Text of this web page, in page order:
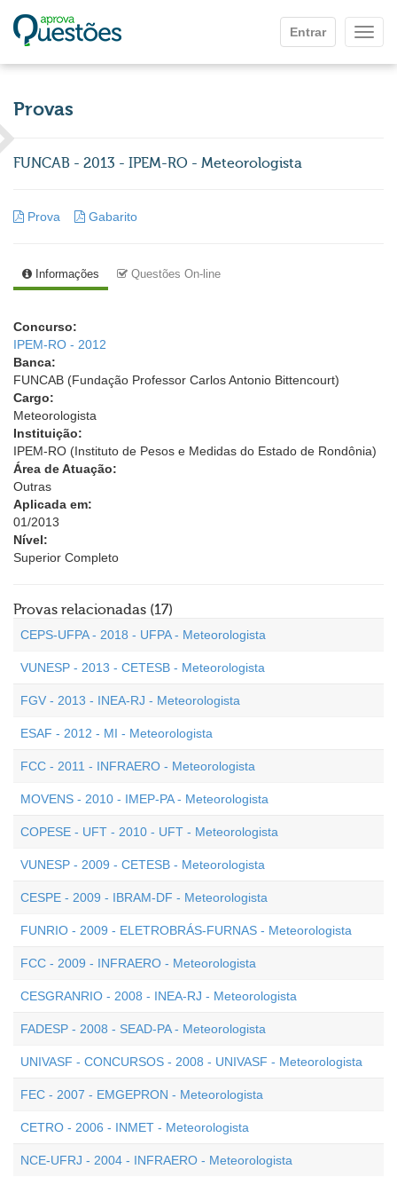
Entrar
Provas
FUNCAB - 2013 - IPEM-RO - Meteorologista
Prova Gabarito
Informações Questões On-line
Concurso:
IPEM-RO - 2012
Banca:
FUNCAB (Fundação Professor Carlos Antonio Bittencourt)
Cargo:
Meteorologista
Instituição:
IPEM-RO (Instituto de Pesos e Medidas do Estado de Rondônia)
Área de Atuação:
Outras
Aplicada em:
01/2013
Nível:
Superior Completo
Provas relacionadas (17)
CEPS-UFPA - 2018 - UFPA - Meteorologista
VUNESP - 2013 - CETESB - Meteorologista
FGV - 2013 - INEA-RJ - Meteorologista
ESAF - 2012 - MI - Meteorologista
FCC - 2011 - INFRAERO - Meteorologista
MOVENS - 2010 - IMEP-PA - Meteorologista
COPESE - UFT - 2010 - UFT - Meteorologista
VUNESP - 2009 - CETESB - Meteorologista
CESPE - 2009 - IBRAM-DF - Meteorologista
FUNRIO - 2009 - ELETROBRÁS-FURNAS - Meteorologista
FCC - 2009 - INFRAERO - Meteorologista
CESGRANRIO - 2008 - INEA-RJ - Meteorologista
FADESP - 2008 - SEAD-PA - Meteorologista
UNIVASF - CONCURSOS - 2008 - UNIVASF - Meteorologista
FEC - 2007 - EMGEPRON - Meteorologista
CETRO - 2006 - INMET - Meteorologista
NCE-UFRJ - 2004 - INFRAERO - Meteorologista